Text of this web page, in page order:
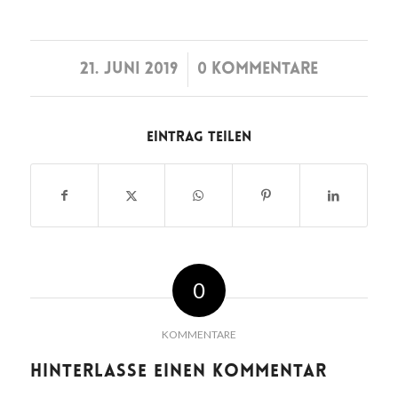
21. JUNI 2019
/ 0 KOMMENTARE
Eintrag teilen
0
KOMMENTARE
Hinterlasse einen Kommentar